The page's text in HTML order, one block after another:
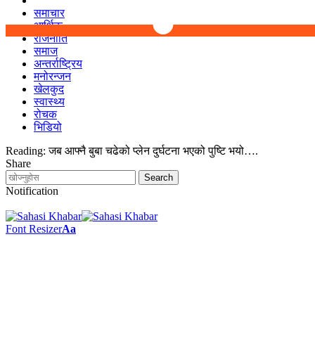
समाचार
आर्थिक
राजनीति
समाज
अन्तर्राष्ट्रिय
मनोरन्जन
खेलकुद
स्वास्थ्य
रोचक
भिडियो
Reading: जब आफ्नै बुबा चढेको प्लेन दुर्घटना भएको पुष्टि भयो….
Share
Notification
Font ResizerAa